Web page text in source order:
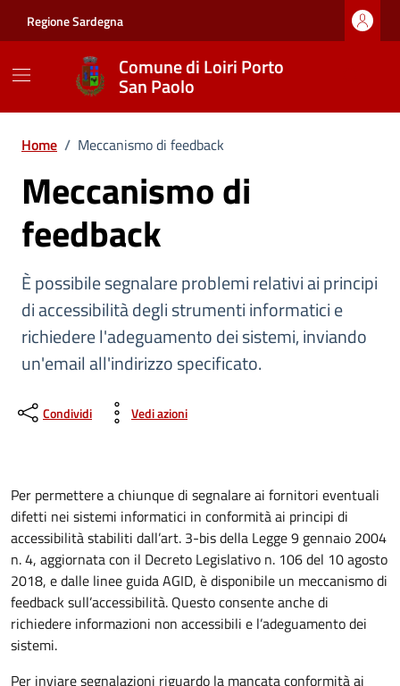
Regione Sardegna
Comune di Loiri Porto
San Paolo
Home / Meccanismo di feedback
Meccanismo di
feedback
È possibile segnalare problemi relativi ai principi
di accessibilità degli strumenti informatici e
richiedere l'adeguamento dei sistemi, inviando
un'email all'indirizzo specificato.
Condividi Vedi azioni
Per permettere a chiunque di segnalare ai fornitori eventuali
difetti nei sistemi informatici in conformità ai principi di
accessibilità stabiliti dall’art. 3-bis della Legge 9 gennaio 2004
n. 4, aggiornata con il Decreto Legislativo n. 106 del 10 agosto
2018, e dalle linee guida AGID, è disponibile un meccanismo di
feedback sull’accessibilità. Questo consente anche di
richiedere informazioni non accessibili e l’adeguamento dei
sistemi.
Per inviare segnalazioni riguardo la mancata conformità ai